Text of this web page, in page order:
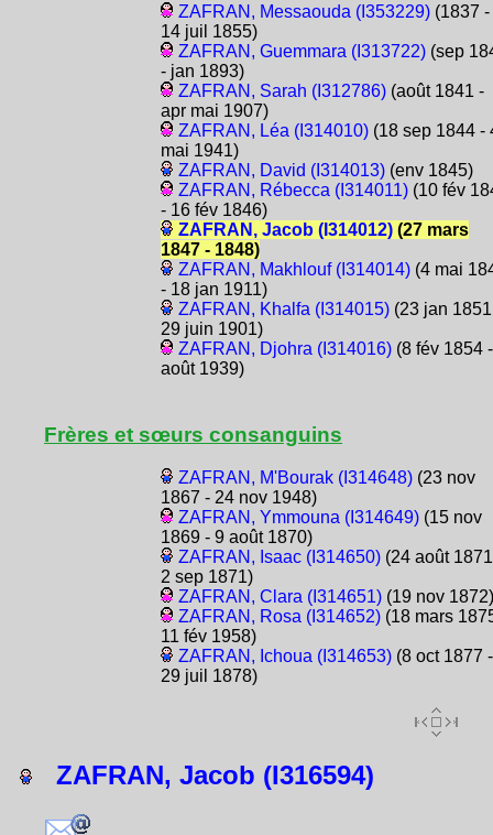
ZAFRAN, Messaouda (I353229)(1837 -
14 juil 1855)
ZAFRAN, Guemmara (I313722)(sep
- jan 1893)
ZAFRAN, Sarah (I312786)(août 1841 -
apr mai 1907)
ZAFRAN, Léa (I314010)(18 sep 1844 -
mai 1941)
ZAFRAN, David (I314013)(env 1845)
ZAFRAN, Rébecca (I314011)(10 fév
- 16 fév 1846)
ZAFRAN, Jacob (I314012)(27 mars
1847 - 1848)
ZAFRAN, Makhlouf (I314014)(4 mai
- 18 jan 1911)
ZAFRAN, Khalfa (I314015)(23 jan
29 juin 1901)
ZAFRAN, Djohra (I314016)(8 fév 1854
août 1939)
Frères et sœurs consanguins
ZAFRAN, M'Bourak (I314648)(23 nov
1867 - 24 nov 1948)
ZAFRAN, Ymmouna (I314649)(15 nov
1869 - 9 août 1870)
ZAFRAN, Isaac (I314650)(24 août
2 sep 1871)
ZAFRAN, Clara (I314651)(19 nov 1872)
ZAFRAN, Rosa (I314652)(18 mars
11 fév 1958)
ZAFRAN, Ichoua (I314653)(8 oct 1877 -
29 juil 1878)
ZAFRAN, Jacob (I316594)